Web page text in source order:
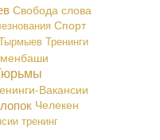
Свобода слова
Спорт
Тренинги
Вакансии
Челекен
тренинг